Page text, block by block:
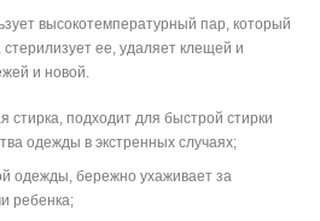
высокотемпературный пар, который
ее, удаляет клещей и
и новой.
стирка, подходит для быстрой стирки
одежды в экстренных случаях;
одежды, бережно ухаживает за
ребенка;